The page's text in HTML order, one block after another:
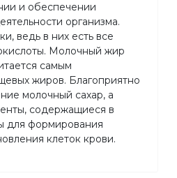
и обеспечении
организма.
ведь в них есть все
Молочный жир
самым
жиров. Благоприятно
молочный сахар, а
содержащиеся в
для формирования
клеток крови.